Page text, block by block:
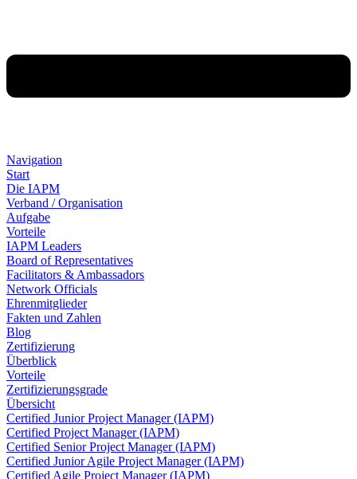
Navigation
Start
Die IAPM
Verband / Organisation
Aufgabe
Vorteile
IAPM Leaders
Board of Representatives
Facilitators & Ambassadors
Network Officials
Ehrenmitglieder
Fakten und Zahlen
Blog
Zertifizierung
Überblick
Vorteile
Zertifizierungsgrade
Übersicht
Certified Junior Project Manager (IAPM)
Certified Project Manager (IAPM)
Certified Senior Project Manager (IAPM)
Certified Junior Agile Project Manager (IAPM)
Certified Agile Project Manager (IAPM)